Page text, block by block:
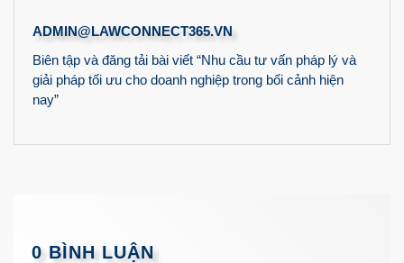
ADMIN@LAWCONNECT365.VN
Biên tập và đăng tải bài viết “Nhu cầu tư vấn pháp lý và
giải pháp tối ưu cho doanh nghiệp trong bối cảnh hiện
nay”
0 BÌNH LUẬN